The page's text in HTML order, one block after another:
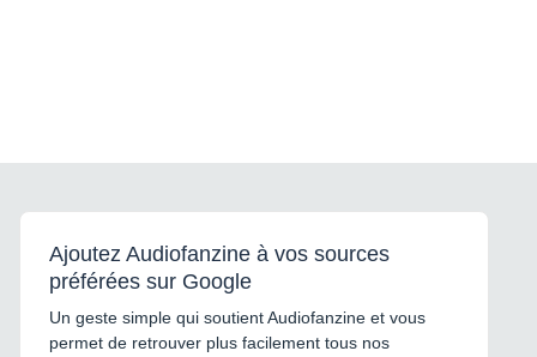
Ajoutez Audiofanzine à vos sources
préférées sur Google
Un geste simple qui soutient Audiofanzine et vous
permet de retrouver plus facilement tous nos